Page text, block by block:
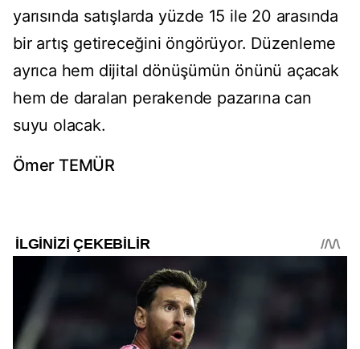
yarısında satışlarda yüzde 15 ile 20 arasında
bir artış getireceğini öngörüyor. Düzenleme
ayrıca hem dijital dönüşümün önünü açacak
hem de daralan perakende pazarına can
suyu olacak.
Ömer TEMÜR